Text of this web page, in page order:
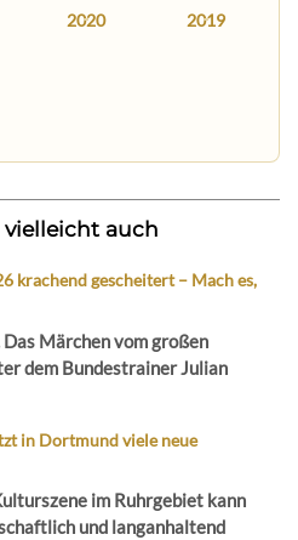
2020 2019
auch
krachend gescheitert – Mach es,
Märchen vom großen
dem Bundestrainer Julian
in Dortmund viele neue
im Ruhrgebiet kann
und langanhaltend